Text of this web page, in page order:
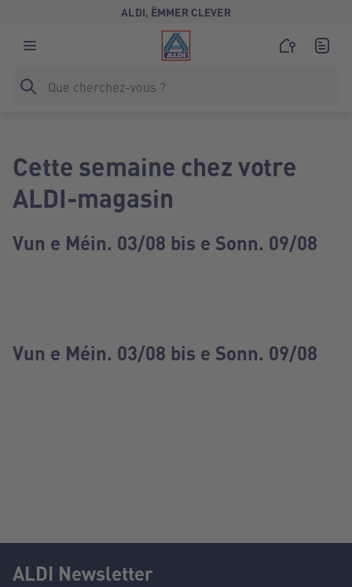
ALDI, ËMMER CLEVER
Cette semaine chez votre
ALDI-magasin
Vun e Méin. 03/08 bis e Sonn. 09/08
Vun e Méin. 03/08 bis e Sonn. 09/08
ALDI Newsletter